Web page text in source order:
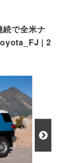
で全米ナ
| 2